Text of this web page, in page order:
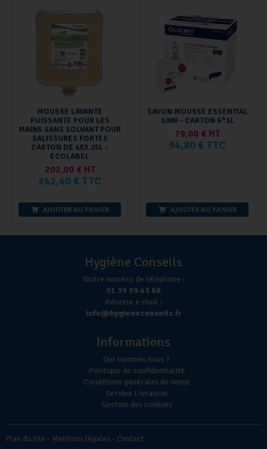
MOUSSE LAVANTE
PUISSANTE POUR LES
MAINS SANS SOLVANT POUR
SALISSURES FORTES
CARTON DE 4X3.25L -
ECOLABEL
202,00 € HT
242,40 € TTC
AJOUTER AU PANIER
SAVON MOUSSE ESSENTIAL
1000 - CARTON 6*1L
79,00 € HT
94,80 € TTC
AJOUTER AU PANIER
Hygiène Conseils
Notre numéro de téléphone :
01 39 09 43 60
Adresse e-mail :
info@hygieneconseils.fr
Informations
Qui sommes nous ?
Politique de confidentialité
Conditions générales de vente
Service Livraison
Gestion des cookies
Plan du site - Mentions légales - Contact